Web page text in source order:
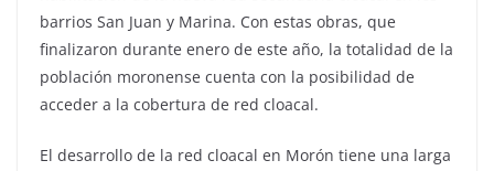
barrios San Juan y Marina. Con estas obras, que
finalizaron durante enero de este año, la totalidad de la
población moronense cuenta con la posibilidad de
acceder a la cobertura de red cloacal.
El desarrollo de la red cloacal en Morón tiene una larga